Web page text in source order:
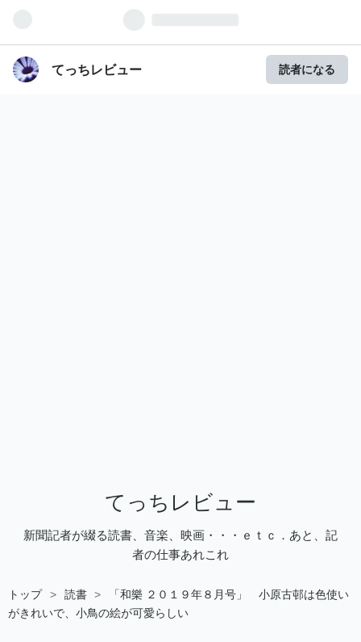
てっちレビュー 読者になる
てっちレビュー
新聞記者が綴る読書、音楽、映画・・・ｅｔｃ．あと、記
者の仕事あれこれ
トップ > 読書 >
「和樂 ２０１９年８月号」 小原古邨は色使い
がきれいで、小鳥の絵が可愛らしい